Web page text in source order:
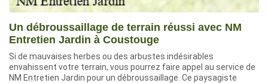
Un débroussaillage de terrain réussi avec NM
Entretien Jardin à Coustouge
Si de mauvaises herbes ou des arbustes indésirables
envahissent votre terrain, vous pourrez faire appel au service de
NM Entretien Jardin pour un débroussaillage. Ce paysagiste